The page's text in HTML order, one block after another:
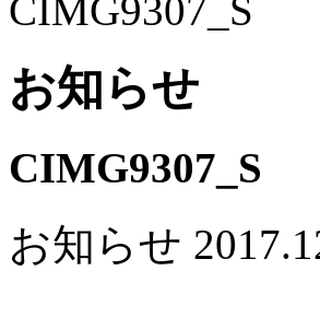
CIMG9307_S
お知らせ
CIMG9307_S
お知らせ